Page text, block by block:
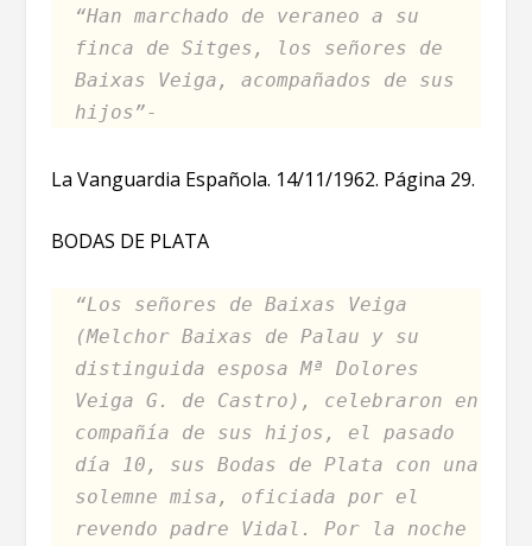
“Han marchado de veraneo a su
finca de Sitges, los señores de
Baixas Veiga, acompañados de sus
hijos”-
La Vanguardia Española. 14/11/1962. Página 29.
BODAS DE PLATA
“Los señores de Baixas Veiga
(Melchor Baixas de Palau y su
distinguida esposa Mª Dolores
Veiga G. de Castro), celebraron en
compañía de sus hijos, el pasado
día 10, sus Bodas de Plata con una
solemne misa, oficiada por el
revendo padre Vidal. Por la noche